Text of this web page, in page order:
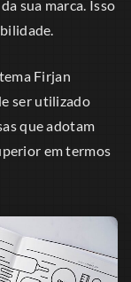
sua marca. Isso
Firjan
ser utilizado
que adotam
em termos